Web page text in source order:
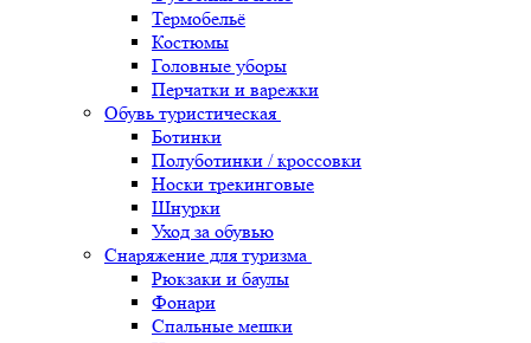
Термобельё
Костюмы
Головные уборы
Перчатки и варежки
Обувь туристическая
Ботинки
Полуботинки / кроссовки
Носки трекинговые
Шнурки
Уход за обувью
Снаряжение для туризма
Рюкзаки и баулы
Фонари
Спальные мешки